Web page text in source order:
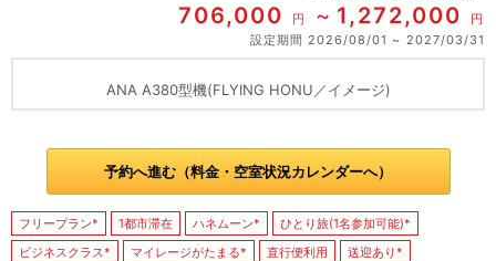
706,000 円 1,272,000
円
設定期間 2026/08/01 2027/03/31
ANA A380型機(FLYING HONU／イメージ)
予約へ進む（料金・空室状況カレンダーへ）
フリープラン* 1都市滞在 ハネムーン*
ひとり旅(1名参加可能)*
ビジネスクラス*
マイレージがたまる* 直行便利用
送迎あり*